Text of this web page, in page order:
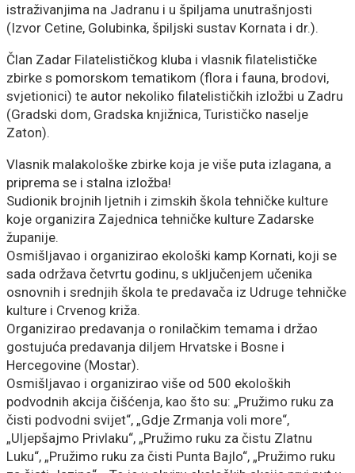
istraživanjima na Jadranu i u špiljama unutrašnjosti
(Izvor Cetine, Golubinka, špiljski sustav Kornata i dr.).
Član Zadar Filatelističkog kluba i vlasnik filatelističke
zbirke s pomorskom tematikom (flora i fauna, brodovi,
svjetionici) te autor nekoliko filatelističkih izložbi u Zadru
(Gradski dom, Gradska knjižnica, Turističko naselje
Zaton).
Vlasnik malakološke zbirke koja je više puta izlagana, a
priprema se i stalna izložba!
Sudionik brojnih ljetnih i zimskih škola tehničke kulture
koje organizira Zajednica tehničke kulture Zadarske
županije.
Osmišljavao i organizirao ekološki kamp Kornati, koji se
sada održava četvrtu godinu, s uključenjem učenika
osnovnih i srednjih škola te predavača iz Udruge tehničke
kulture i Crvenog križa.
Organizirao predavanja o ronilačkim temama i držao
gostujuća predavanja diljem Hrvatske i Bosne i
Hercegovine (Mostar).
Osmišljavao i organizirao više od 500 ekoloških
podvodnih akcija čišćenja, kao što su: „Pružimo ruku za
čisti podvodni svijet“, „Gdje Zrmanja voli more“,
„Uljepšajmo Privlaku“, „Pružimo ruku za čistu Zlatnu
Luku“, „Pružimo ruku za čisti Punta Bajlo“, „Pružimo ruku